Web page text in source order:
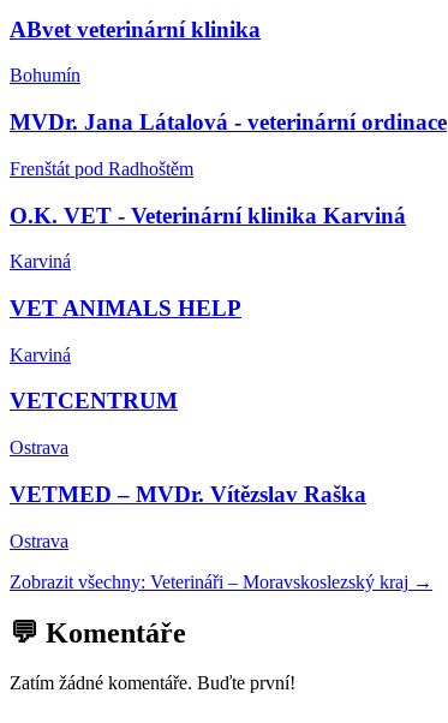
ABvet veterinární klinika
Bohumín
MVDr. Jana Látalová - veterinární ordinace
Frenštát pod Radhoštěm
O.K. VET - Veterinární klinika Karviná
Karviná
VET ANIMALS HELP
Karviná
VETCENTRUM
Ostrava
VETMED – MVDr. Vítězslav Raška
Ostrava
Zobrazit všechny: Veterináři – Moravskoslezský kraj →
💬 Komentáře
Zatím žádné komentáře. Buďte první!